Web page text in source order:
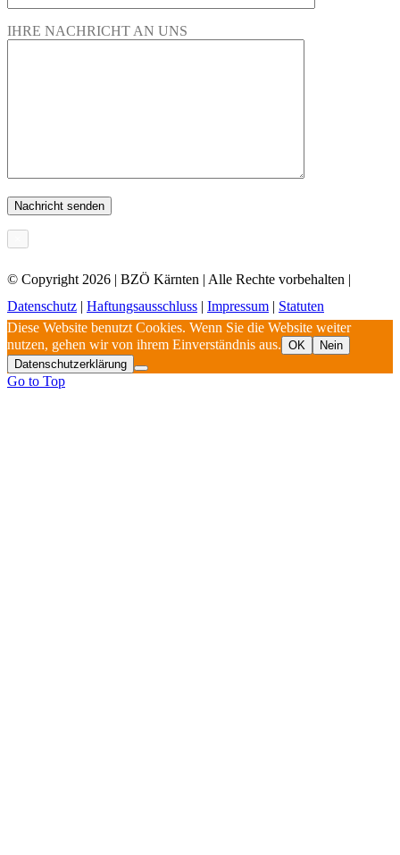
IHRE NACHRICHT AN UNS
© Copyright 2026 | BZÖ Kärnten | Alle Rechte vorbehalten |
Datenschutz | Haftungsausschluss | Impressum | Statuten
Diese Website benutzt Cookies. Wenn Sie die Website weiter
nutzen, gehen wir von ihrem Einverständnis aus. OK
Nein
Datenschutzerklärung
Go to Top